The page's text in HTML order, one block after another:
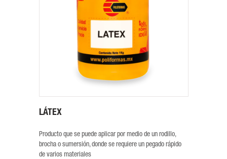
LÁTEX
Producto que se puede aplicar por medio de un rodillo,
brocha o sumersión, donde se requiere un pegado rápido
de varios materiales